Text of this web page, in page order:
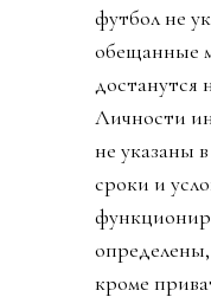
футбол не
обещанные
достанутся
Личности
не указаны
сроки и
кроме